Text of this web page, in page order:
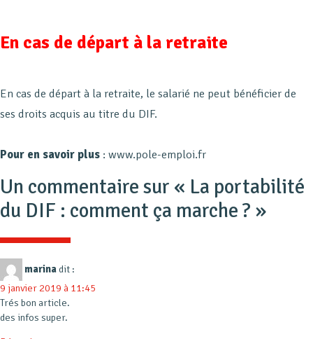
En cas de départ à la retraite
En cas de départ à la retraite, le salarié ne peut bénéficier de
ses droits acquis au titre du DIF.
Pour en savoir plus : www.pole-emploi.fr
Un commentaire sur « La portabilité
du DIF : comment ça marche ? »
marinadit :
9 janvier 2019 à 11:45
Trés bon article.
des infos super.